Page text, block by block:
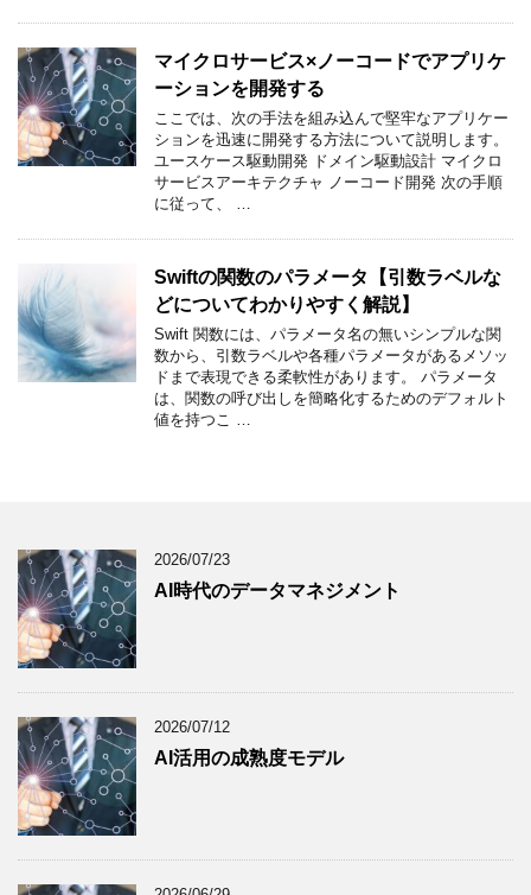
マイクロサービス×ノーコードでアプリケ
ーションを開発する
ここでは、次の手法を組み込んで堅牢なアプリケー
ションを迅速に開発する方法について説明します。
ユースケース駆動開発 ドメイン駆動設計 マイクロ
サービスアーキテクチャ ノーコード開発 次の手順
に従って、 …
Swiftの関数のパラメータ【引数ラベルな
どについてわかりやすく解説】
Swift 関数には、パラメータ名の無いシンプルな関
数から、引数ラベルや各種パラメータがあるメソッ
ドまで表現できる柔軟性があります。 パラメータ
は、関数の呼び出しを簡略化するためのデフォルト
値を持つこ …
2026/07/23
AI時代のデータマネジメント
2026/07/12
AI活用の成熟度モデル